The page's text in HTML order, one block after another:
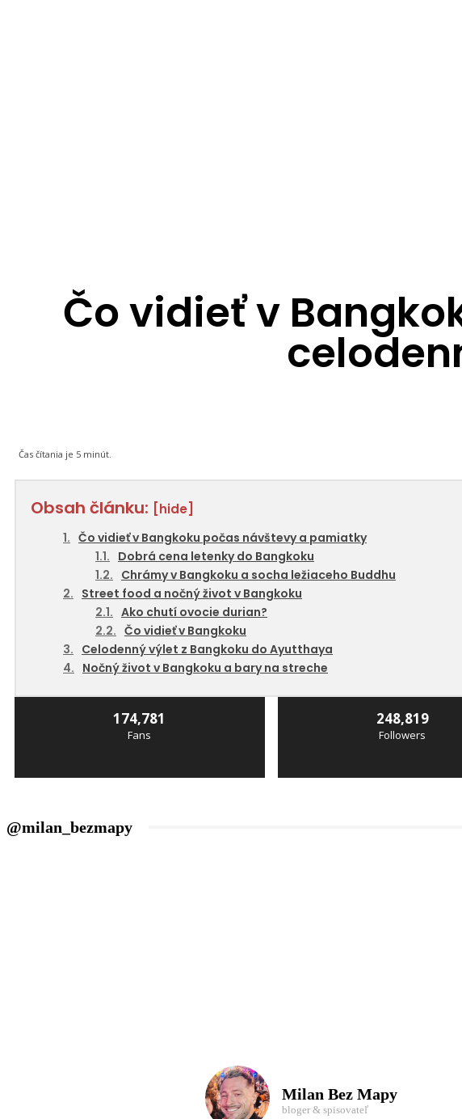
Čo vidieť v
Čas čítania je 5 minút.
Obsah článku: [hide]
Čo vidieť v Bangkoku počas návštevy a pamiatky
Dobrá cena letenky do Bangkoku
Chrámy v Bangkoku a socha ležiaceho Buddhu
Street food a nočný život v Bangkoku
Ako chutí ovocie durian?
Čo vidieť v Bangkoku
Celodenný výlet z Bangkoku do Ayutthaya
Nočný život v Bangkoku a bary na streche
174,781
Fans
248,819
Followers
@milan_bezmapy
Milan Bez Mapy
bloger & spisovateľ